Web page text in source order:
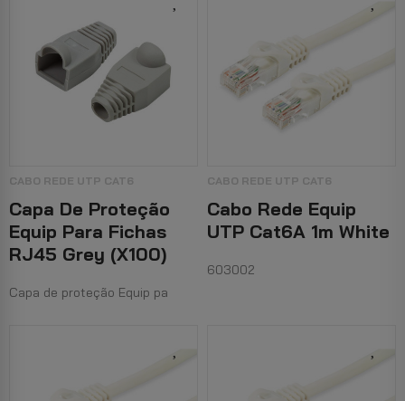
CABO REDE UTP CAT6
Capa De Proteção
Equip Para Fichas
RJ45 Grey (x100)
Capa de proteção Equip pa
CABO REDE UTP CAT6
Cabo Rede Equip
UTP Cat6A 1m White
603002